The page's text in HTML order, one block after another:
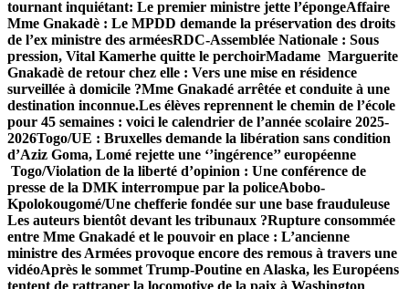
tournant inquiétant: Le premier ministre jette l’épongeAffaire
Mme Gnakadè : Le MPDD demande la préservation des droits
de l’ex ministre des arméesRDC-Assemblée Nationale : Sous
pression, Vital Kamerhe quitte le perchoirMadame Marguerite
Gnakadè de retour chez elle : Vers une mise en résidence
surveillée à domicile ?Mme Gnakadé arrêtée et conduite à une
destination inconnue.Les élèves reprennent le chemin de l’école
pour 45 semaines : voici le calendrier de l’année scolaire 2025-
2026Togo/UE : Bruxelles demande la libération sans condition
d’Aziz Goma, Lomé rejette une ‘’ingérence’’ européenne
Togo/Violation de la liberté d’opinion : Une conférence de
presse de la DMK interrompue par la policeAbobo-
Kpolokougomé/Une chefferie fondée sur une base frauduleuse
Les auteurs bientôt devant les tribunaux ?Rupture consommée
entre Mme Gnakadé et le pouvoir en place : L’ancienne
ministre des Armées provoque encore des remous à travers une
vidéoAprès le sommet Trump-Poutine en Alaska, les Européens
tentent de rattraper la locomotive de la paix à Washington